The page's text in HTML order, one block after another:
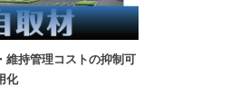
維持管理コストの抑制可
化